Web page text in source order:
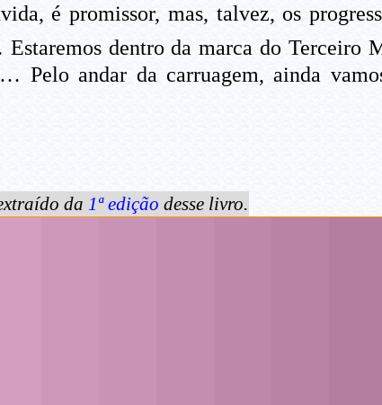
é promissor, mas, talvez, os
dentro da marca do Terceiro
Pelo andar da carruagem, ainda
da 1ª edição desse livro.